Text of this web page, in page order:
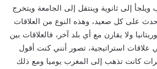
إلى ثانوية وينتقل إلى الجامعة ويتخرج
على كل صعيد، وهذه النوع من العلاقات
ولا يقارن مع أي بلد آخر، فالعلاقات بين
علاقات استراتيجية، تصور أنني كنت أقول
كانت تذهب إلى المغرب يوميا ومع ذلك